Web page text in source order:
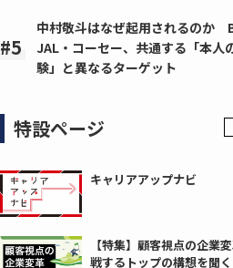
中村敬斗はなぜ起用されるのか
JAL・コーセー、共通する「本人
験」と異なるターゲット
特設ページ
キャリアアップナビ
【特集】顧客視点の企業
戦するトップの構想を聞く